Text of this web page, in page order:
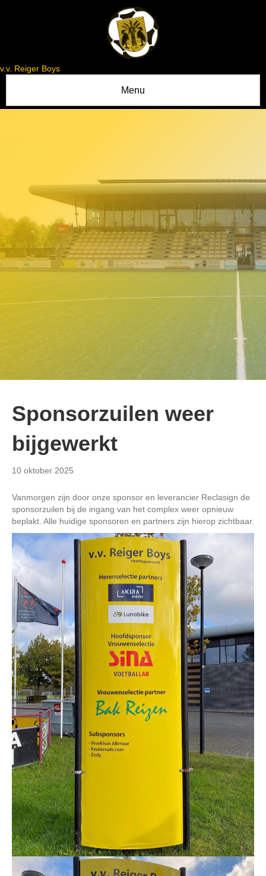
v.v. Reiger Boys
Menu
Sponsorzuilen weer
bijgewerkt
10 oktober 2025
Vanmorgen zijn door onze sponsor en leverancier Reclasign de
sponsorzuilen bij de ingang van het complex weer opnieuw
beplakt. Alle huidige sponsoren en partners zijn hierop zichtbaar.